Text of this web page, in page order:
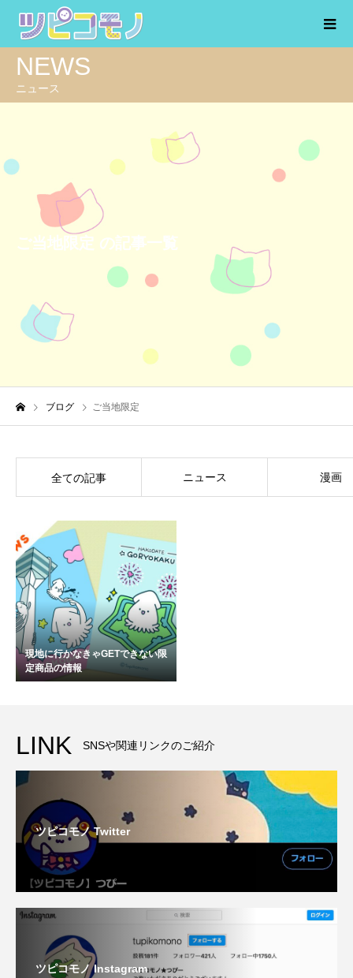
NEWS
ニュース
ご当地限定 の記事一覧
ブログ ご当地限定
全ての記事 ニュース 漫画
現地に行かなきゃGETできない限
定商品の情報
LINK SNSや関連リンクのご紹介
ツピコモノ Twitter
ツピコモノ Instagram